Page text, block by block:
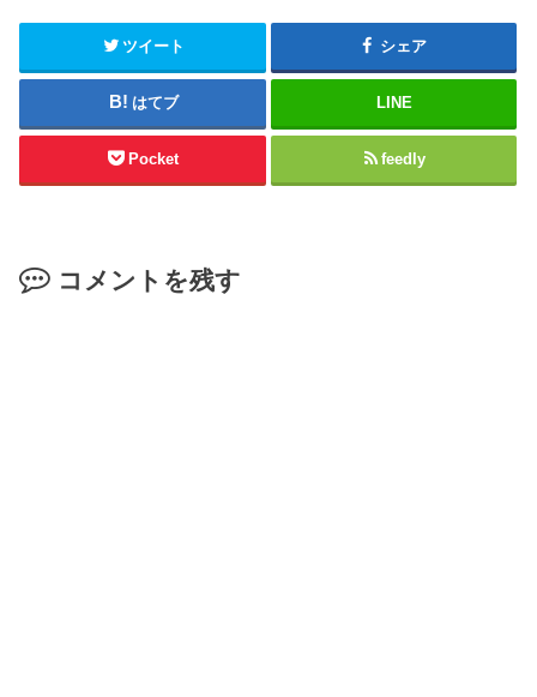
ツイート シェア
はてブ LINE
Pocket feedly
コメントを残す